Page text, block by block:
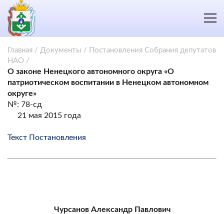
Главная / Документы /
Постановления Собрания депутатов
НАО /
О законе Ненецкого автономного округа «О
патриотическом воспитании в Ненецком автономном
округе»
№: 78-сд
21 мая 2015 года
Текст Постановления
Чурсанов Александр Павлович